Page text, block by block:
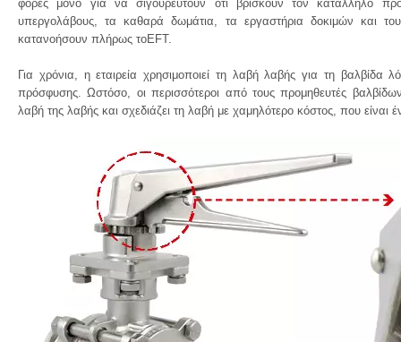
φορές μόνο για να σιγουρευτούν ότι βρίσκουν τον κατάλληλο
υπεργολάβους, τα καθαρά δωμάτια, τα εργαστήρια δοκιμών και
κατανοήσουν πλήρως τοEFT.
Για χρόνια, η εταιρεία χρησιμοποιεί τη λαβή λαβής για τη βαλβίδα
πρόσφυσης. Ωστόσο, οι περισσότεροι από τους προμηθευτές
λαβή της λαβής και σχεδιάζει τη λαβή με χαμηλότερο κόστος, που